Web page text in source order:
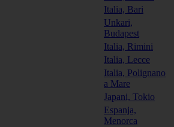
Italia, Bari
Unkari,
Budapest
Italia, Rimini
Italia, Lecce
Italia, Polignano
a Mare
Japani, Tokio
Espanja,
Menorca